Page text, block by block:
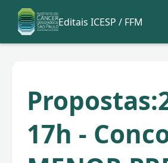
Editais ICESP / FFM
17h -